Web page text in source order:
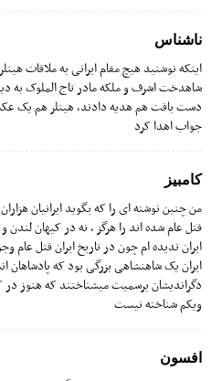
ناشناس
اینکه نوشتید هیچ مقام ایرانی به ملاقات
شاهدخت اشرف و ملکه مادر تاج الملوک به
دست بافت هم هدیه دادند، هیتلر هم یک
جواب اهدا کرد
کامبیز
من چنین نوشته ای را که بگوید ایرانیان
قتل عام شده اند را هرگز ، نه در کیهان
ایران ندیده ام چون در تاریخ ایران قتل عام
ایران یک شاهنشاهی بزرگی بود که
دگراندیشان برسمیت میشناختند که هنوز
ویکم شناخته نیست
افسون